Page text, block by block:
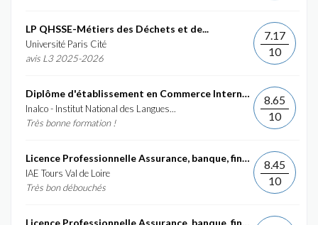
LP QHSSE-Métiers des Déchets et de...
Université Paris Cité
avis L3 2025-2026
7.17
10
Diplôme d'établissement en Commerce International et...
Inalco - Institut National des Langues...
Très bonne formation !
8.65
10
Licence Professionnelle Assurance, banque, finance :...
IAE Tours Val de Loire
Très bon débouchés
8.45
10
Licence Professionnelle Assurance, banque, finance :...